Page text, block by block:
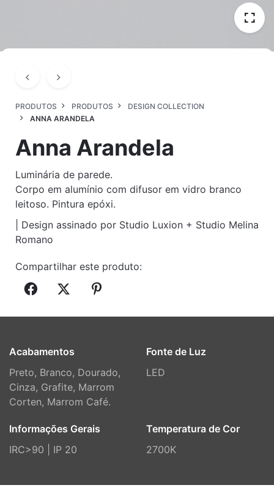
PRODUTOS PRODUTOS
DESIGN COLLECTION
ANNA ARANDELA
Anna Arandela
Luminária de parede.
Corpo em alumínio com difusor em vidro branco
leitoso. Pintura epóxi.
| Design assinado por Studio Luxion + Studio Melina
Romano
Compartilhar este produto:
Acabamentos
Preto, Branco, Dourado,
Cinza, Grafite, Marrom
Corten, Marrom Café.
Fonte de Luz
LED
Informações Gerais
IRC>90 | IP 20
Temperatura de Cor
2700K